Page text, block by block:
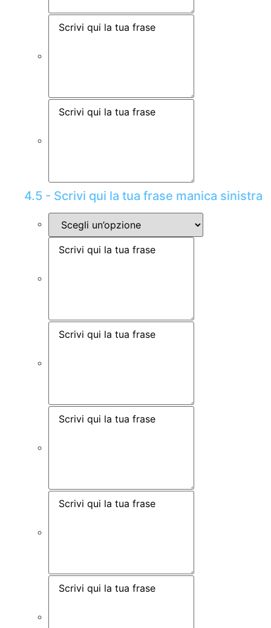
4.5 - Scrivi qui la tua frase manica sinistra